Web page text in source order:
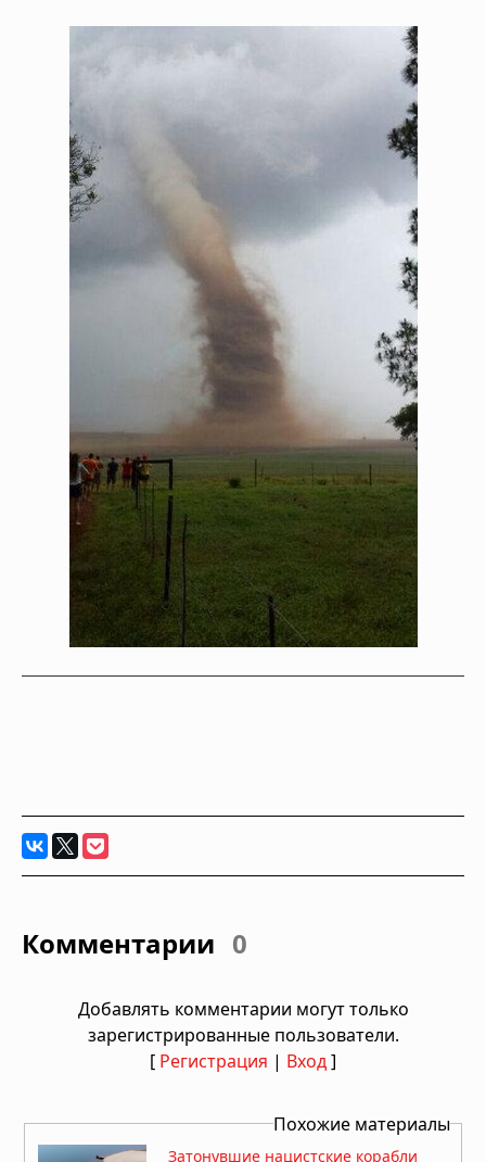
Комментарии 0
Добавлять комментарии могут только
зарегистрированные пользователи.
[ Регистрация | Вход]
Похожие материалы
Затонувшие нацистские корабли